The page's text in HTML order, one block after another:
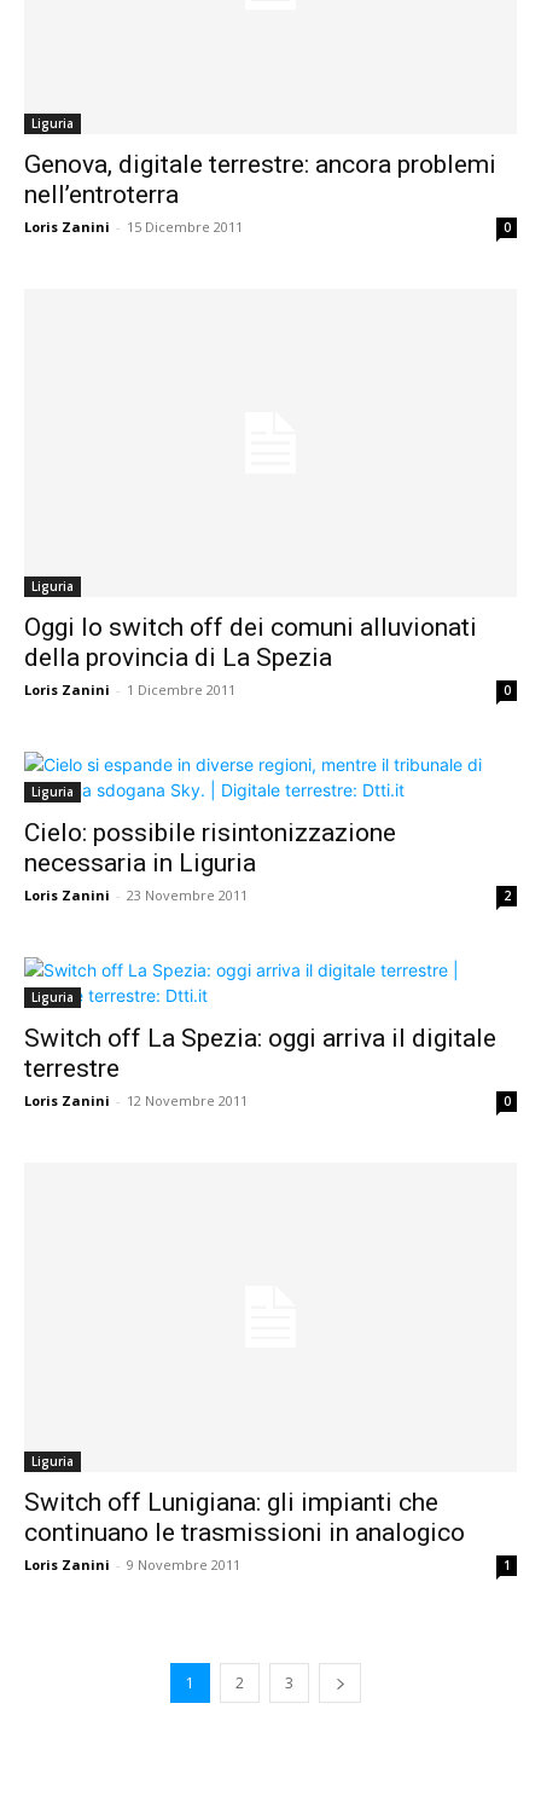
Liguria
Genova, digitale terrestre: ancora problemi
nell’entroterra
Loris Zanini - 15 Dicembre 2011 0
Liguria
Oggi lo switch off dei comuni alluvionati
della provincia di La Spezia
Loris Zanini - 1 Dicembre 2011 0
Liguria
Cielo: possibile risintonizzazione
necessaria in Liguria
Loris Zanini - 23 Novembre 2011 2
Liguria
Switch off La Spezia: oggi arriva il digitale
terrestre
Loris Zanini - 12 Novembre 2011 0
Liguria
Switch off Lunigiana: gli impianti che
continuano le trasmissioni in analogico
Loris Zanini - 9 Novembre 2011 1
1 2 3